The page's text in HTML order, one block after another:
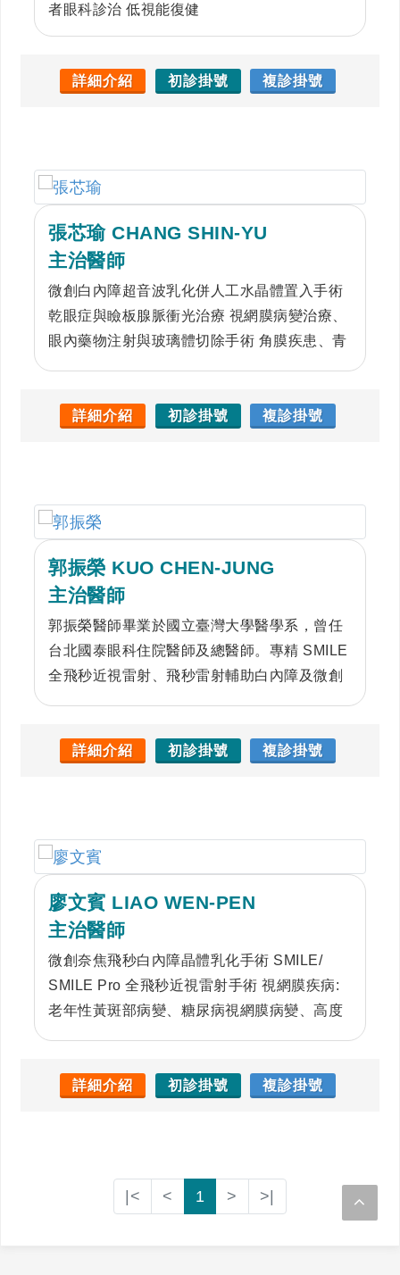
者眼科診治 低視能復健
詳細介紹 初診掛號 複診掛號
張芯瑜 CHANG SHIN-YU
主治醫師
微創白內障超音波乳化併人工水晶體置入手術
乾眼症與瞼板腺脈衝光治療 視網膜病變治療、
眼內藥物注射與玻璃體切除手術 角膜疾患、青
詳細介紹
初診掛號 複診掛號
郭振榮 KUO CHEN-JUNG
主治醫師
郭振榮醫師畢業於國立臺灣大學醫學系，曾任
台北國泰眼科住院醫師及總醫師。專精 SMILE
全飛秒近視雷射、飛秒雷射輔助白內障及微創
精準且全面的眼科醫療服務
詳細介紹 初診掛號 複診掛號
廖文賓 LIAO WEN-PEN
主治醫師
微創奈焦飛秒白內障晶體乳化手術 SMILE/
SMILE Pro 全飛秒近視雷射手術 視網膜疾病:
老年性黃斑部病變、糖尿病視網膜病變、高度
視力保健、近視控制及角膜塑型片驗配
詳細介紹 初診掛號 複診掛號
|< < 1 > >|